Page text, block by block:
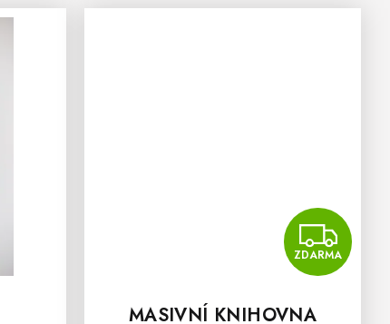
ZDARMA
MASIVNÍ KNIHOVNA